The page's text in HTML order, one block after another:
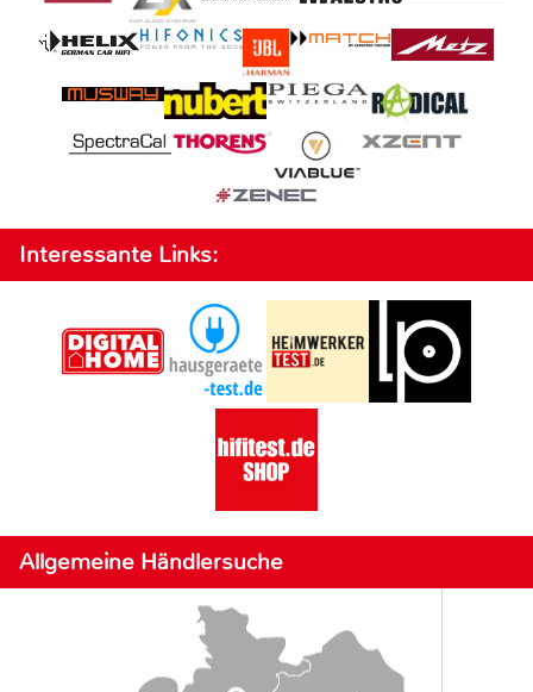
Interessante Links:
Allgemeine Händlersuche